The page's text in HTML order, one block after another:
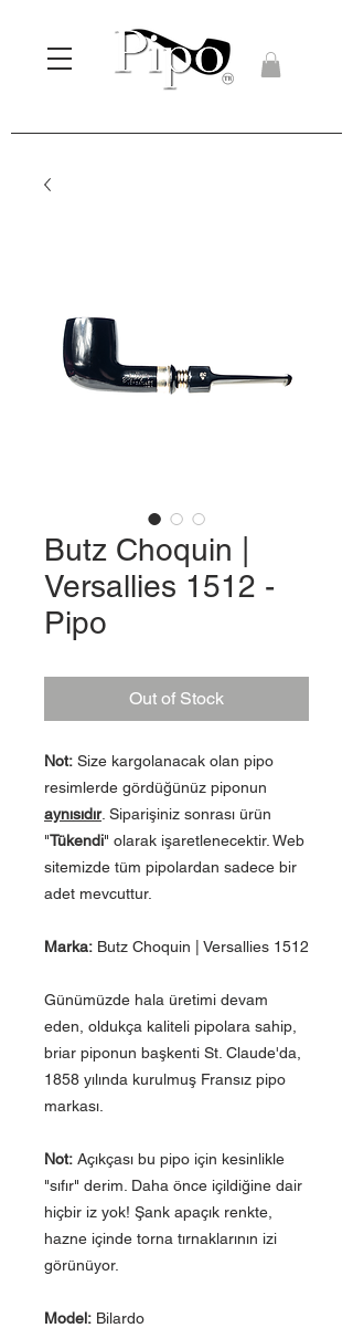
Butz Choquin |
Versallies 1512 -
Pipo
Out of Stock
Not: Size kargolanacak olan pipo
resimlerde gördüğünüz piponun
aynısıdır. Siparişiniz sonrası ürün
"Tükendi" olarak işaretlenecektir. Web
sitemizde tüm pipolardan sadece bir
adet mevcuttur.
Marka: Butz Choquin | Versallies 1512
Günümüzde hala üretimi devam
eden, oldukça kaliteli pipolara sahip,
briar piponun başkenti St. Claude'da,
1858 yılında kurulmuş Fransız pipo
markası.
Not: Açıkçası bu pipo için kesinlikle
"sıfır" derim. Daha önce içildiğine dair
hiçbir iz yok! Şank apaçık renkte,
hazne içinde torna tırnaklarının izi
görünüyor.
Model: Bilardo